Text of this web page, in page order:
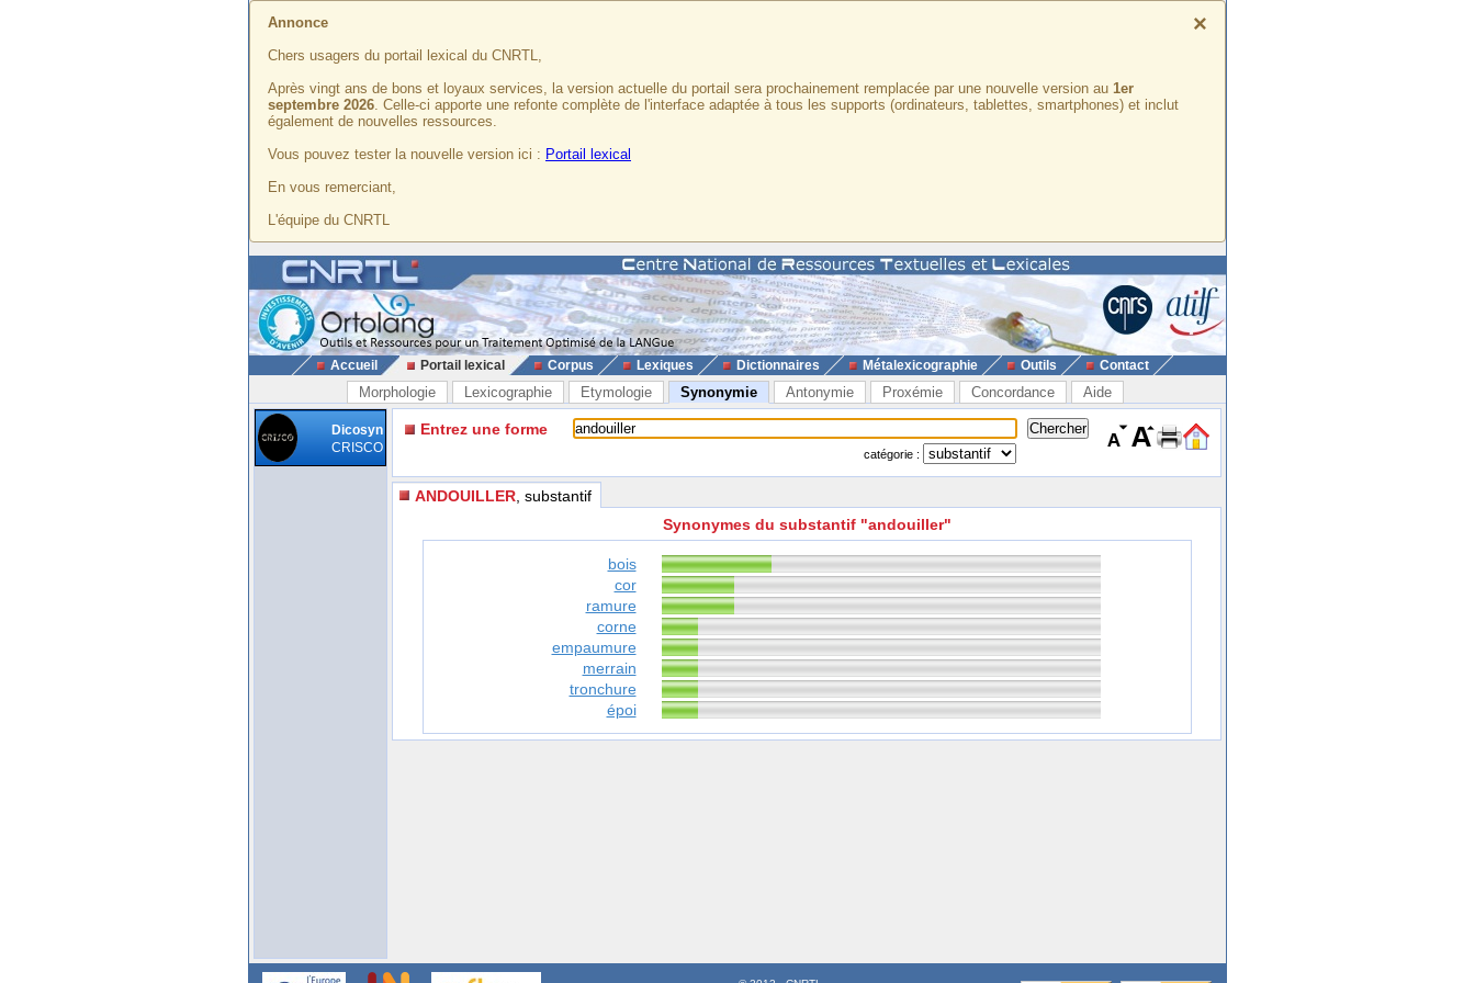
×
Annonce
Chers usagers du portail lexical du CNRTL,
Après vingt ans de bons et loyaux services, la version actuelle du portail sera prochainement remplacée par une nouvelle version au 1er
septembre 2026. Celle-ci apporte une refonte complète de l'interface adaptée à tous les supports (ordinateurs, tablettes, smartphones) et inclut
également de nouvelles ressources.
Vous pouvez tester la nouvelle version ici : Portail lexical
En vous remerciant,
L'équipe du CNRTL
Accueil Portail lexical Corpus Lexiques Dictionnaires Métalexicographie Outils Contact
Morphologie Lexicographie Etymologie Synonymie Antonymie Proxémie Concordance Aide
Dicosyn
CRISCO
Entrez une forme
catégorie :
ANDOUILLER , substantif
Synonymes du substantif "andouiller"
bois
cor
ramure
corne
empaumure
merrain
tronchure
époi